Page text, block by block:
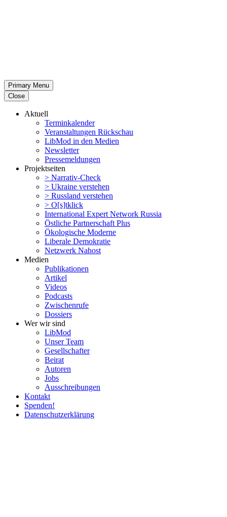
Primary Menu
Close
Aktuell
Termin­ka­lender
Veran­stal­tungen Rückschau
LibMod in den Medien
Newsletter
Presse­mel­dungen
Projekt­seiten
> Narrativ-Check
> Ukraine verstehen
> Russland verstehen
> O[s]tklick
Inter­na­tional Expert Network Russia
Östliche Partner­schaft Plus
Ökolo­gische Moderne
Liberale Demokratie
Netzwerk Nahost
Medien
Publi­ka­tionen
Artikel
Videos
Podcasts
Zwischenrufe
Dossiers
Wer wir sind
LibMod
Unser Team
Gesell­schafter
Beirat
Autoren
Jobs
Ausschrei­bungen
Kontakt
Spenden!
Daten­schutz­er­klärung